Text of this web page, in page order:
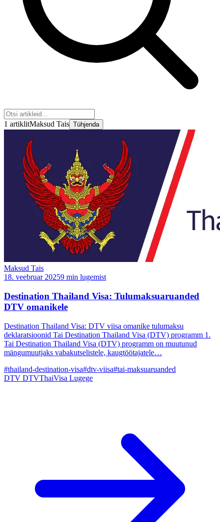
1 artiklitMaksud Tais Tühjenda
Maksud Tais
18. veebruar 20259 min lugemist
Destination Thailand Visa: Tulumaksuaruanded
DTV omanikele
Destination Thailand Visa: DTV viisa omanike tulumaksu
deklaratsioonid Tai Destination Thailand Visa (DTV) programm 1.
Tai Destination Thailand Visa (DTV) programm on muutunud
mängumuutjaks vabakutselistele, kaugtöötajatele…
#thailand-destination-visa#dtv-viisa#tai-maksuaruanded
DTV DTVThaiVisa Lugege